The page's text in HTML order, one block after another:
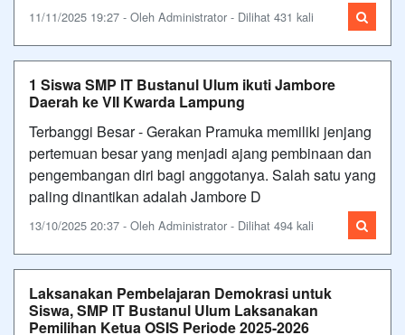
11/11/2025 19:27 - Oleh Administrator - Dilihat 431 kali
1 Siswa SMP IT Bustanul Ulum ikuti Jambore
Daerah ke VII Kwarda Lampung
Terbanggi Besar - Gerakan Pramuka memiliki jenjang
pertemuan besar yang menjadi ajang pembinaan dan
pengembangan diri bagi anggotanya. Salah satu yang
paling dinantikan adalah Jambore D
13/10/2025 20:37 - Oleh Administrator - Dilihat 494 kali
Laksanakan Pembelajaran Demokrasi untuk
Siswa, SMP IT Bustanul Ulum Laksanakan
Pemilihan Ketua OSIS Periode 2025-2026